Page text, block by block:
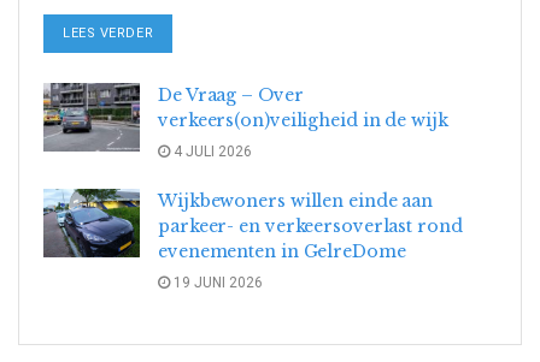
LEES VERDER
De Vraag – Over
verkeers(on)veiligheid in de wijk
4 JULI 2026
Wijkbewoners willen einde aan
parkeer- en verkeersoverlast rond
evenementen in GelreDome
19 JUNI 2026